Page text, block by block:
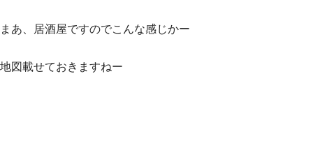
まあ、居酒屋ですのでこんな感じかー
地図載せておきますねー